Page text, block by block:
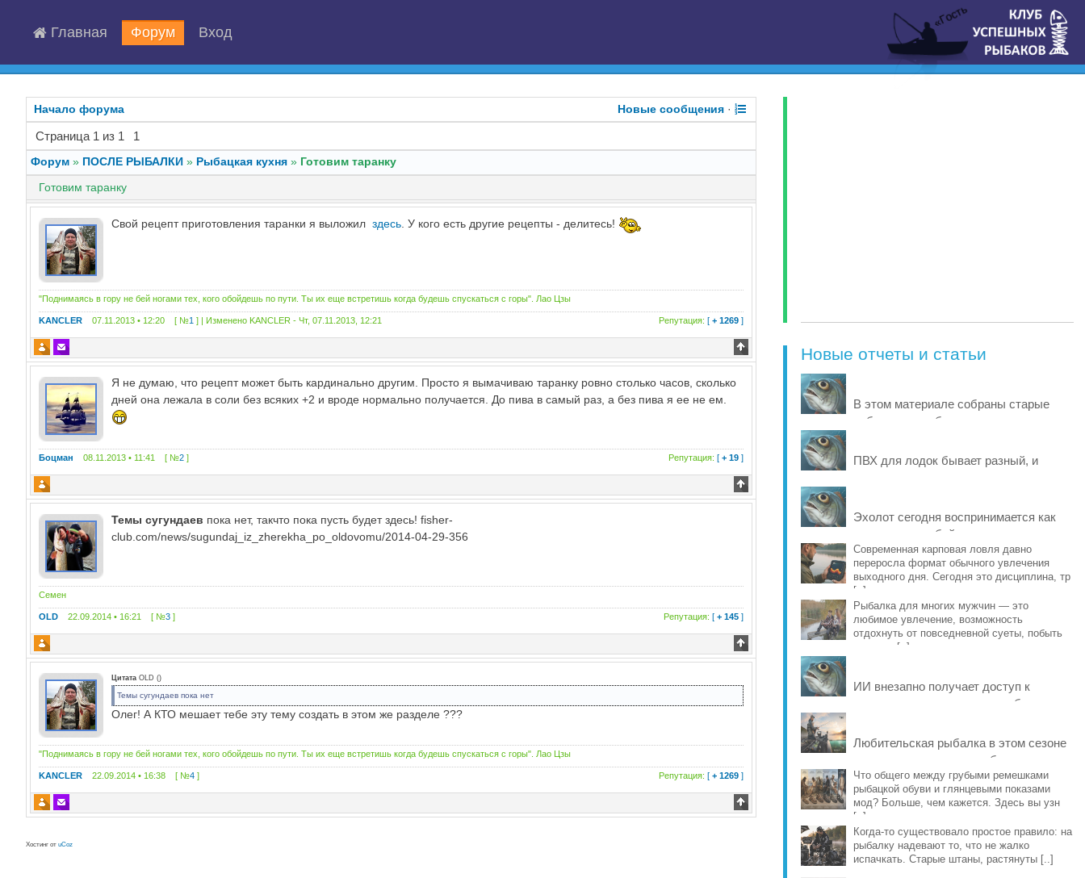
Главная Форум Вход
«Гость
Начало форума Новые сообщения ·
Страница 1 из 1 1
Форум » ПОСЛЕ РЫБАЛКИ » Рыбацкая кухня » Готовим таранку
Готовим таранку
Свой рецепт приготовления таранки я выложилздесь. У кого есть другие рецепты - делитесь!
"Поднимаясь в гору не бей ногами тех, кого обойдешь по пути. Ты их еще встретишь когда будешь спускаться с горы". Лао Цзы
KANCLER 07.11.2013 • 12:20 [ №1 ] | Изменено KANCLER -Чт, 07.11.2013, 12:21 Репутация: [+ 1269 ]
Я не думаю, что рецепт может быть кардинально другим. Просто я вымачиваю таранку ровно столько часов, сколько
дней она лежала в соли без всяких +2 и вроде нормально получается. До пива в самый раз, а без пива я ее не ем.
Боцман 08.11.2013 • 11:41 [ №2 ] Репутация: [+ 19 ]
Темы сугундаев пока нет, такчто пока пусть будет здесь! fisher-
club.com/news/sugundaj_iz_zherekha_po_oldovomu/2014-04-29-356
Семен
OLD 22.09.2014 • 16:21 [ №3 ] Репутация: [+ 145 ]
Цитата OLD ()
Темы сугундаев пока нет
Олег! А КТО мешает тебе эту тему создать в этом же разделе ???
"Поднимаясь в гору не бей ногами тех, кого обойдешь по пути. Ты их еще встретишь когда будешь спускаться с горы". Лао Цзы
KANCLER 22.09.2014 • 16:38 [ №4 ] Репутация: [+ 1269 ]
Хостинг отuCoz
Новые отчеты и статьи
В этом материале собраны старые
рабочие способы и современные
жизнь уло [..]
ПВХ для лодок бывает разный, и
стойкости к исти [..]
Эхолот сегодня воспринимается как
что-то само собой разумеющееся, но
еще совсем недавно рыбаки
обходились б [..]
Современная карповая ловля давно
переросла формат обычного увлечения
выходного дня. Сегодня это дисциплина, тр
[..]
Рыбалка для многих мужчин — это
любимое увлечение, возможность
отдохнуть от повседневной суеты, побыть
наедине [..]
ИИ внезапно получает доступ к
реальному миру и учится рыбачить на
рыбы, про [..]
Любительская рыбалка в этом сезоне
заметно изменилась: на берег и в
лодку чаще берут компактные
эхолоты, об [..]
Что общего между грубыми ремешками
рыбацкой обуви и глянцевыми показами
мод? Больше, чем кажется. Здесь вы узн
[..]
Когда-то существовало простое правило: на
рыбалку надевают то, что не жалко
испачкать. Старые штаны, растянуты [..]